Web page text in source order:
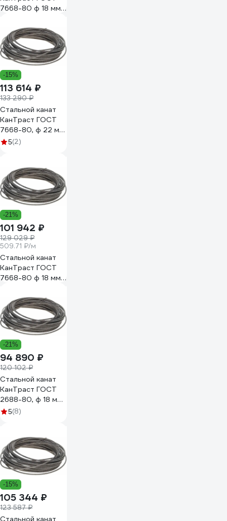
7668-80 ф 18 мм
18300766880
-15%
113 614 ₽
133 290 ₽
Стальной канат
КанТраст ГОСТ
7668-80, ф 22 мм,
150 м
5(2)
-21%
101 942 ₽
129 029 ₽
509.71 ₽/м
Стальной канат
КанТраст ГОСТ
7668-80 ф 18 мм
18200766880
-21%
94 890 ₽
120 102 ₽
Стальной канат
КанТраст ГОСТ
2688-80, ф 18 мм,
200 м
5(8)
-15%
105 344 ₽
123 587 ₽
Стальной канат